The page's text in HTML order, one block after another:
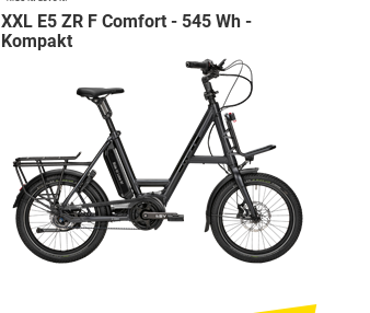
XXL E5 ZR F Comfort - 545 Wh -
Kompakt